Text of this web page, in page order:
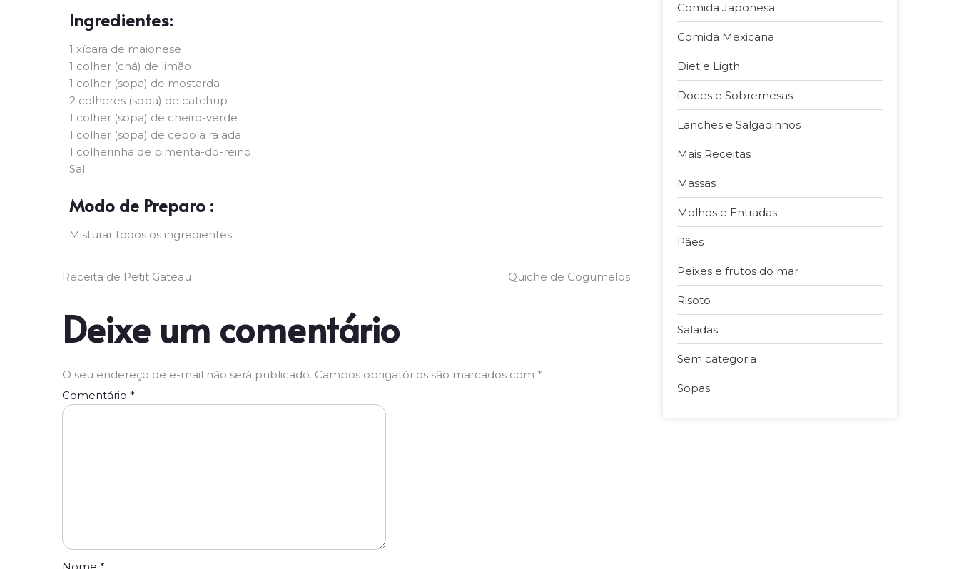
Ingredientes:
1 xícara de maionese
1 colher (chá) de limão
1 colher (sopa) de mostarda
2 colheres (sopa) de catchup
1 colher (sopa) de cheiro-verde
1 colher (sopa) de cebola ralada
1 colherinha de pimenta-do-reino
Sal
Modo de Preparo :
Misturar todos os ingredientes.
Receita de Petit Gateau Quiche de Cogumelos
Deixe um comentário
O seu endereço de e-mail não será publicado. Campos obrigatórios são marcados com *
Comentário *
Comida Japonesa
Comida Mexicana
Diet e Ligth
Doces e Sobremesas
Lanches e Salgadinhos
Mais Receitas
Massas
Molhos e Entradas
Pães
Peixes e frutos do mar
Risoto
Saladas
Sem categoria
Sopas